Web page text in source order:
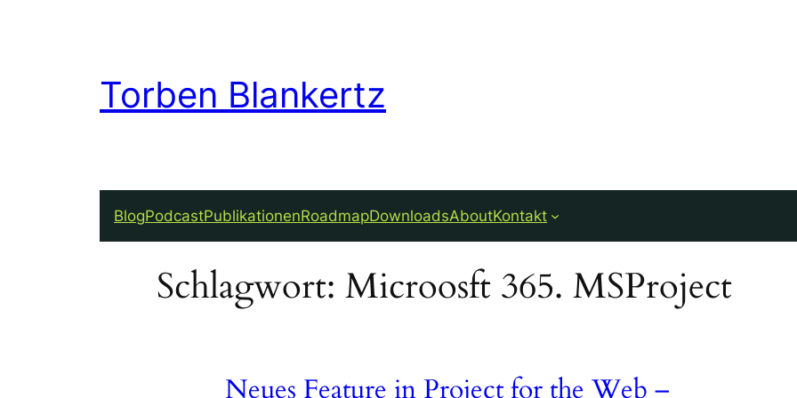
Torben Blankertz
BlogPodcastPublikationenRoadmapDownloadsAboutKontakt
Schlagwort: Microosft 365. MSProject
Neues Feature in Project for the Web –